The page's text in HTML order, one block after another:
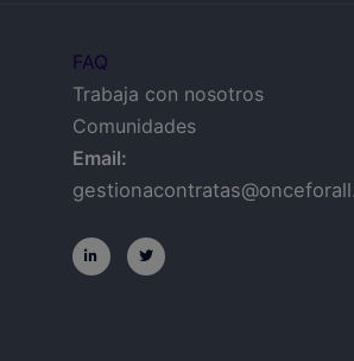
FAQ
Trabaja con nosotros
Comunidades
Email: